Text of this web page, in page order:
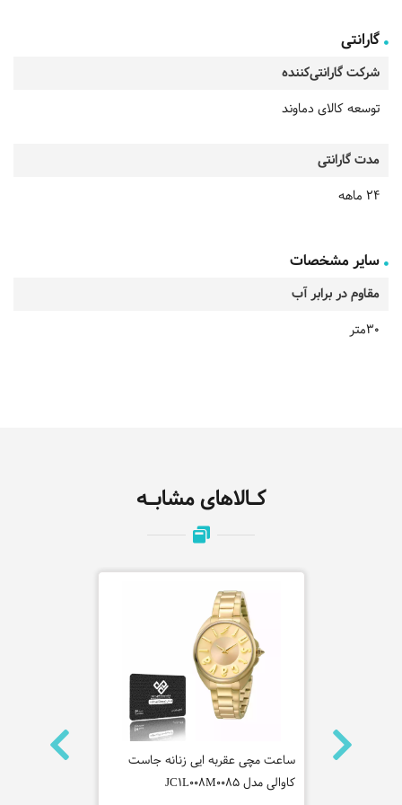
گارانتی
شرکت گارانتی‌کننده
توسعه کالای دماوند
مدت گارانتی
24 ماهه
سایر مشخصات
مقاوم در برابر آب
30متر
کـالاهای مشابـه
ساعت مچی عقربه ایی زنانه جاست
کاوالی مدل JC1L008M0085